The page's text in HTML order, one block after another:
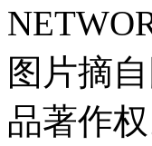
图片摘
品著作权